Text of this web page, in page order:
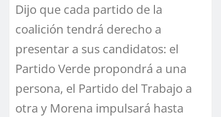
Dijo que cada partido de la
coalición tendrá derecho a
presentar a sus candidatos: el
Partido Verde propondrá a una
persona, el Partido del Trabajo a
otra y Morena impulsará hasta